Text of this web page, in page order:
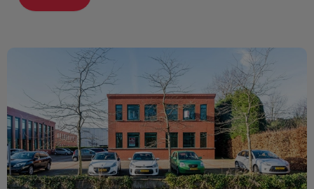
Samen beter in H.I. Ambacht!